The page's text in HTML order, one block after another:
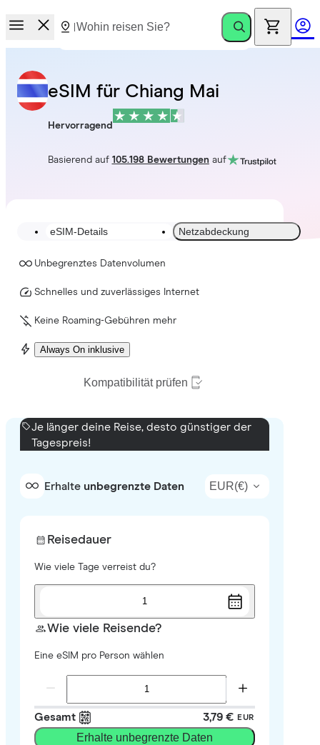
eSIM für Chiang Mai
Hervorragend
Basierend auf 105.198 Bewertungen auf
eSIM-Details Netzabdeckung
Unbegrenztes Datenvolumen
Schnelles und zuverlässiges Internet
Keine Roaming-Gebühren mehr
Always On inklusive
Kompatibilität prüfen
Je länger deine Reise, desto günstiger der
Tagespreis!
Erhalte unbegrenzte Daten EUR(€)
Reisedauer
Wie viele Tage verreist du?
1
Wie viele Reisende?
Eine eSIM pro Person wählen
Gesamt 3,79 € EUR
Erhalte unbegrenzte Daten